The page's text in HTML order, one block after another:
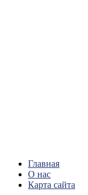
Главная
О нас
Карта сайта